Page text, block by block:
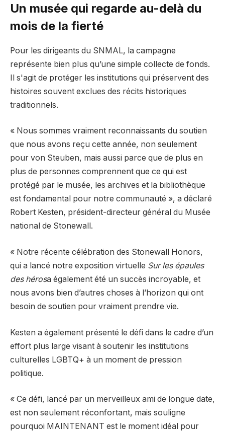
Un musée qui regarde au-delà du
mois de la fierté
Pour les dirigeants du SNMAL, la campagne
représente bien plus qu’une simple collecte de fonds.
Il s'agit de protéger les institutions qui préservent des
histoires souvent exclues des récits historiques
traditionnels.
« Nous sommes vraiment reconnaissants du soutien
que nous avons reçu cette année, non seulement
pour von Steuben, mais aussi parce que de plus en
plus de personnes comprennent que ce qui est
protégé par le musée, les archives et la bibliothèque
est fondamental pour notre communauté », a déclaré
Robert Kesten, président-directeur général du Musée
national de Stonewall.
« Notre récente célébration des Stonewall Honors,
qui a lancé notre exposition virtuelle Sur les épaules
des hérosa également été un succès incroyable, et
nous avons bien d’autres choses à l’horizon qui ont
besoin de soutien pour vraiment prendre vie.
Kesten a également présenté le défi dans le cadre d’un
effort plus large visant à soutenir les institutions
culturelles LGBTQ+ à un moment de pression
politique.
« Ce défi, lancé par un merveilleux ami de longue date,
est non seulement réconfortant, mais souligne
pourquoi MAINTENANT est le moment idéal pour